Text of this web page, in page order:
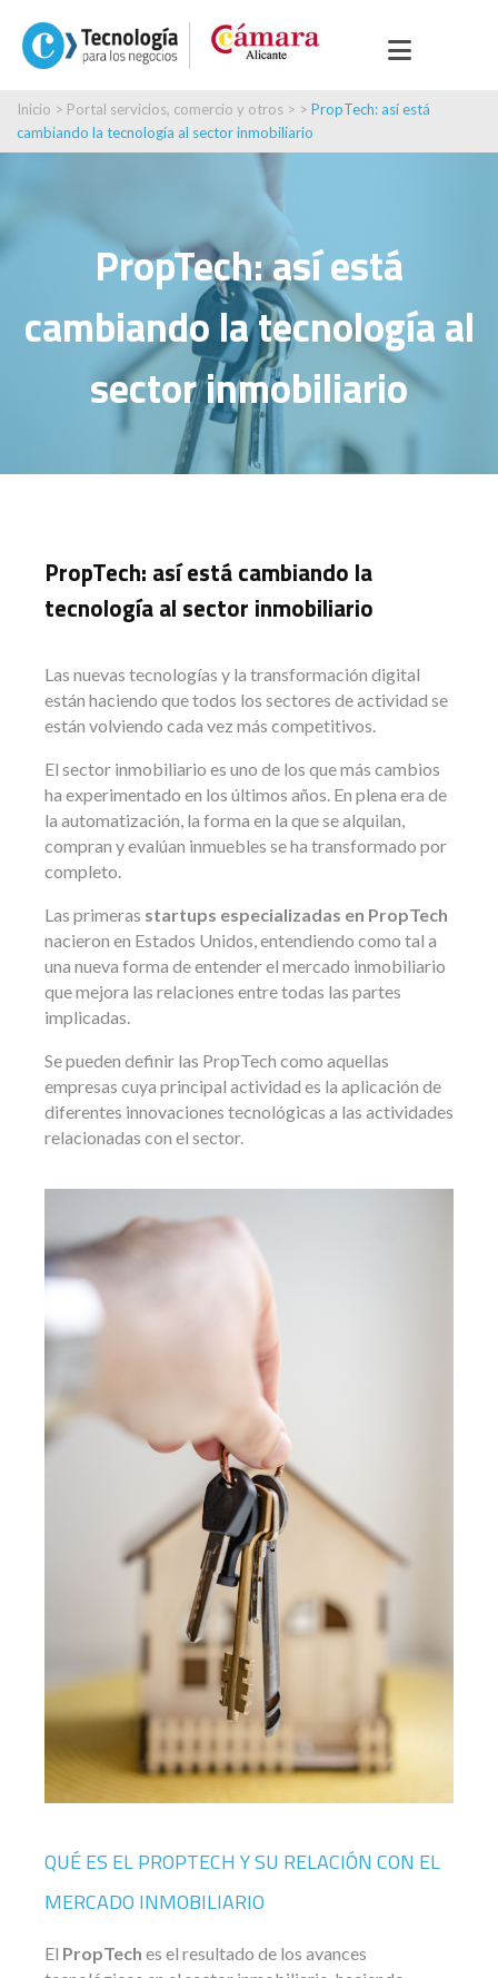
Inicio > Portal servicios, comercio y otros > > PropTech: así está
cambiando la tecnología al sector inmobiliario
PropTech: así está
cambiando la tecnología al
sector inmobiliario
PropTech: así está cambiando la
tecnología al sector inmobiliario
Las nuevas tecnologías y la transformación digital
están haciendo que todos los sectores de actividad se
están volviendo cada vez más competitivos.
El sector inmobiliario es uno de los que más cambios
ha experimentado en los últimos años. En plena era de
la automatización, la forma en la que se alquilan,
compran y evalúan inmuebles se ha transformado por
completo.
Las primeras startups especializadas en PropTech
nacieron en Estados Unidos, entendiendo como tal a
una nueva forma de entender el mercado inmobiliario
que mejora las relaciones entre todas las partes
implicadas.
Se pueden definir las PropTech como aquellas
empresas cuya principal actividad es la aplicación de
diferentes innovaciones tecnológicas a las actividades
relacionadas con el sector.
QUÉ ES EL PROPTECH Y SU RELACIÓN CON EL
MERCADO INMOBILIARIO
El PropTech es el resultado de los avances